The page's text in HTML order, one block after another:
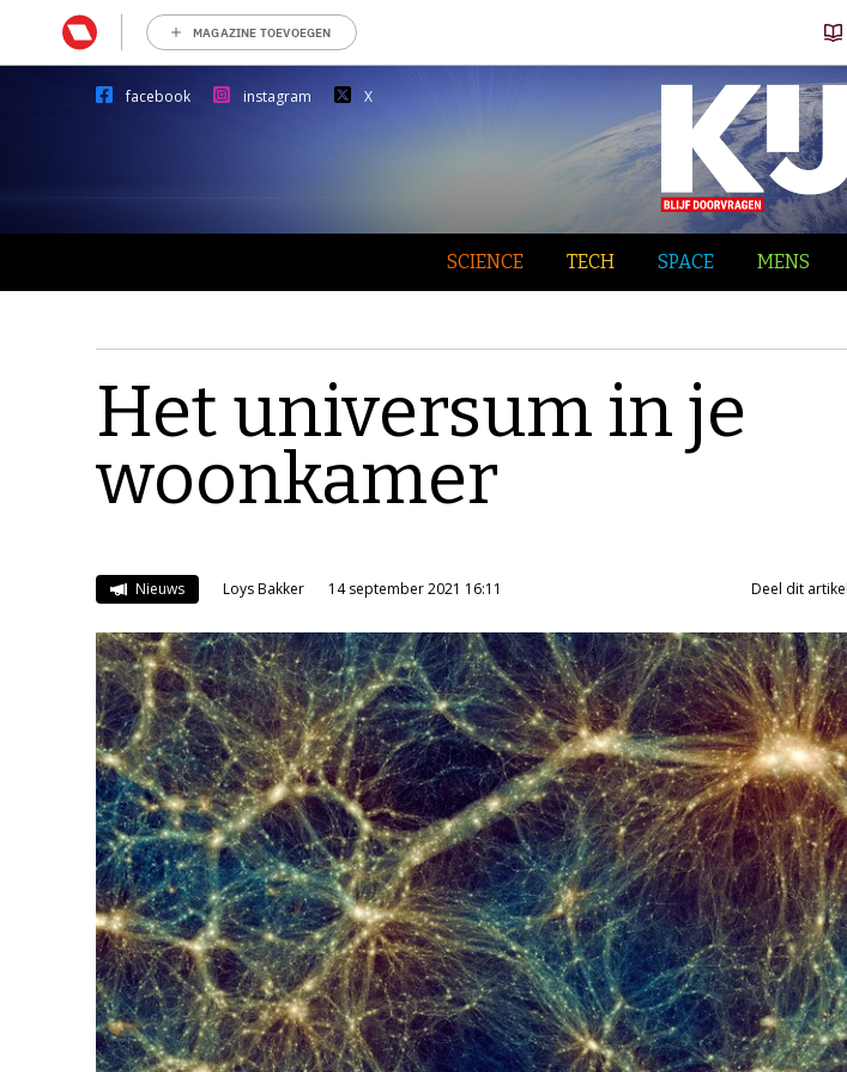
MAGAZINE TOEVOEGEN
facebook instagram X
SCIENCE TECH SPACE MENS
Het universum in je
woonkamer
Nieuws Loys Bakker 14 september 2021 16:11 Deel dit